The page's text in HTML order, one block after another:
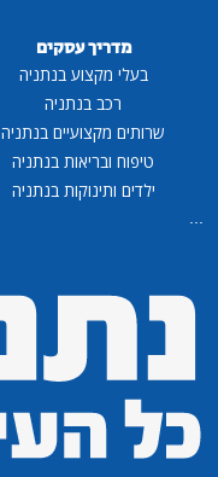
מדריך עסקים
בעלי מקצוע בנתניה
רכב בנתניה
שרותים מקצועיים בנתניה
טיפוח ובריאות בנתניה
ילדים ותינוקות בנתניה
...